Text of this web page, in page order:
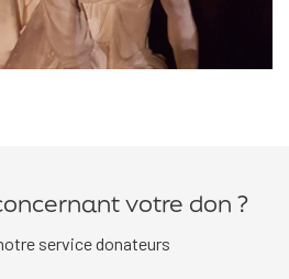
votre don ?
service donateurs